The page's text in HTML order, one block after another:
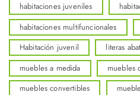
habitaciones juveniles
habitaciones multifuncionales
Habitación juvenil
literas
muebles a medida
muebles
muebles convertibles